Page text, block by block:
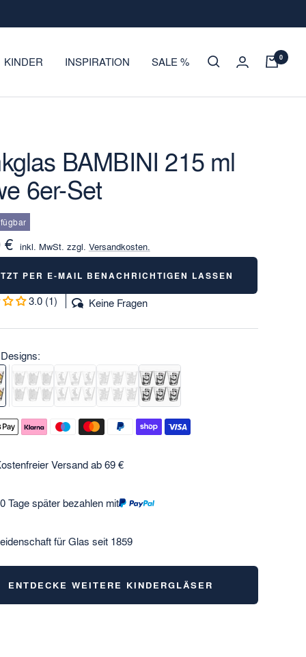
KINDER INSPIRATION SALE % 0
BAMBINI 215 ml
6er-Set
€ inkl. MwSt. zzgl. Versandkosten.
PER E-MAIL BENACHRICHTIGEN LASSEN
3.0 (1) Keine Fragen
Versand ab 69 €
Tage später bezahlen mit
für Glas seit 1859
ENTDECKE WEITERE KINDERGLÄSER